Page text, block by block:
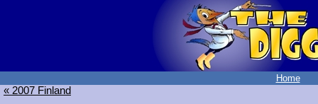
Home
« 2007 Finland